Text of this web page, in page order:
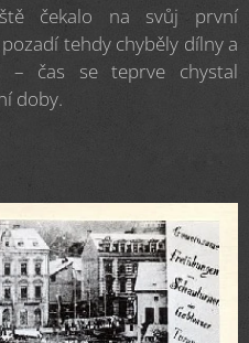
čekalo na svůj první
tehdy chyběly dílny a
– čas se teprve chystal
doby.